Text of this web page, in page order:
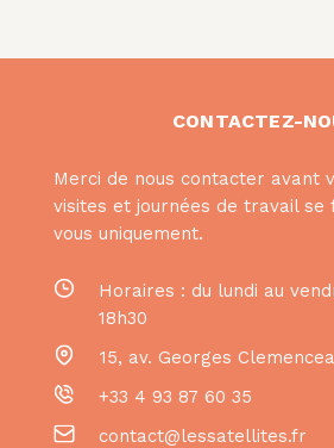
CONTACTEZ-
Merci de nous contacter avant
visites et journées de travail se
vous uniquement.
Horaires : du lundi au
18h30
15, av. Georges
+33 4 93 87 60 35
contact@lessatellites.fr